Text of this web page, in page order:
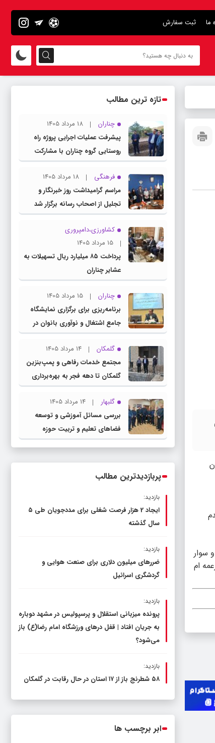
ما ثبت سفارش
سوار
ام
تازه ترین مطالب
چناران
18 مرداد 1405
پیشرفت عملیات اجرایی پروژه راه
روستایی گروه چناران با مشارکت
مردم و اعتبارات دولتی
فرهنگی
18 مرداد 1405
مراسم گرامیداشت روز خبرنگار و
تجلیل از اصحاب رسانه برگزار شد
کشاورزی،دامپروری
15 مرداد 1405
پرداخت ۸۵ میلیارد ریال تسهیلات به
عشایر چناران
چناران
15 مرداد 1405
برنامه‌ریزی برای برگزاری نمایشگاه
جامع اشتغال و نوآوری بانوان در
چناران
گلمکان
14 مرداد 1405
مجتمع خدمات رفاهی و پمپ‌بنزین
گلمکان تا دهه فجر به بهره‌برداری
می‌رسد
گلبهار
14 مرداد 1405
بررسی مسائل آموزشی و توسعه
فضاهای تعلیم و تربیت حوزه
انتخابیه در نشست مشترک عضو
پربازدیدترین مطالب
بازدید:
ایجاد 2 هزار فرصت شغلی برای مددجویان طی ۵
سال گذشته
بازدید:
ضررهای میلیون دلاری برای صنعت هوایی و
گردشگری اسرائیل
بازدید:
پرونده میزبانی استقلال و پرسپولیس در مشهد دوباره
به جریان افتاد | قفل در‌های ورزشگاه امام رضا(ع) باز
می‌شود؟
بازدید:
۵۸ شطرنج‌ باز از ۱۷ استان در حال رقابت در گلمکان
ابر برچسب ها